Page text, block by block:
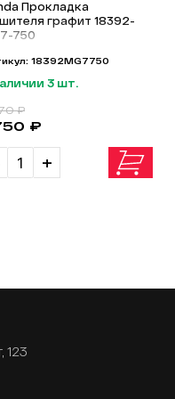
Прокладка
графит 18392-
750
18392MG7750
3 шт.
+
₽
₽
123